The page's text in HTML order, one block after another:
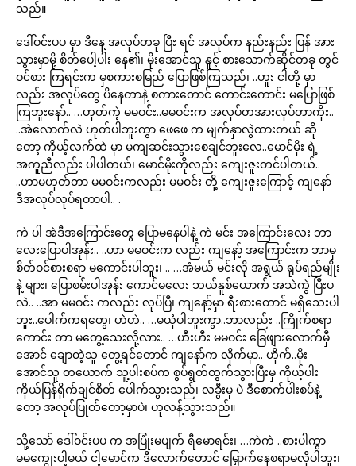
သည်။
ဒေါ်ဝင်းပပ မှာ ဒီနေ့ အလုပ်တခု ပြီး ရင် အလုပ်က နည်းနည်း ပြန် အား
သွားမှာမို့ စိတ်ပေါ့ပါး နေ၏၊ မိုးအောင်သူ နူင့် စားသောက်ဆိုင်တခု တွင်
ဝင်စား ကြရင်းက မှစကားစမြည် ပြောဖြစ်ကြသည်၊ ..ဟူး ငါတို့ မှာ
လည်း အလုပ်တွေ ပိနေတာနဲ့ စကားတောင် ကောင်းကောင်း မပြောဖြစ်
ကြဘူးနော်.. …ဟုတ်ကဲ့ မမဝင်း..မမဝင်းက အလုပ်တအားလုပ်တာကိုး..
..အဲလောက်လဲ ဟုတ်ပါဘူးကွာ ဖေဖေ က မျက်နှာလွဲထားတယ် ဆို
တော့ ကိုယ့်လက်ထဲ မှာ မကျဆင်းသွားစေချင်ဘူးလေ..မောင်မိုး ရဲ့
အကူညီလည်း ပါပါတယ်၊ မောင်မိုးကိုလည်း ကျေးဇူးတင်ပါတယ်..
..ဟာမဟုတ်တာ မမဝင်းကလည်း မမဝင်း တို့ ကျေးဇူးကြောင့် ကျနော်
ဒီအလုပ်လုပ်ရတာပါ.. .
ကဲ ပါ အဲဒီအကြောင်းတွေ ပြောမနေပါနဲ့ ကဲ မင်း အကြောင်းလေး ဘာ
လေးပြောပါအုန်း.. ..ဟာ မမဝင်းက လည်း ကျနော့် အကြောင်းက ဘာမှ
စိတ်ဝင်စားစရာ မကောင်းပါဘူး၊ .. …အံမယ် မင်းလို အရွယ် ရုပ်ရည်မျိုး
နဲ့ များ၊ ပြောစမ်းပါအုန်း ကောင်မလေး ဘယ်နူစ်ယောက် အသဲကွဲ ပြီးပ
လဲ.. ..အာ မမဝင်း ကလည်း လုပ်ပြီ၊ ကျနော့်မှာ ရီးစားတောင် မရှိသေးပါ
ဘူး..ပေါက်ကရတွေ၊ ဟဲဟဲ.. …မယုံပါဘူးကွာ..ဘာလည်း ..ကြိုက်စရာ
ကောင်း တာ မတွေ့သေးလို့လား.. …ဟီးဟီး မမဝင်း ခြေဖျားလောက်မှီ
အောင် ချောတဲ့သူ တွေ့ရင်တောင် ကျနော်က လိုက်မှာ.. ဟိုက်..မိုး
အောင်သူ တယောက် သူ့ပါးစပ်က စွပ်ရွတ်ထွက်သွားပြီးမှ ကိုယ့်ပါး
ကိုယ်ပြန်ရိုက်ချင်စိတ် ပေါက်သွားသည်၊ လခွီးမှ ပဲ ဒီစောက်ပါးစပ်နဲ့
တော့ အလုပ်ပြုတ်တော့မှာပဲ၊ ဟုလန့်သွားသည်။
သို့သော် ဒေါ်ဝင်းပပ က အပြုံးမပျက် ရီမောရင်း၊ …ကဲကဲ ..စားပါကွာ
မမကျွေးပါ့မယ် ငါ့မောင်က ဒီလောက်တောင် မြှောက်နေစရာမလိုပါဘူး၊